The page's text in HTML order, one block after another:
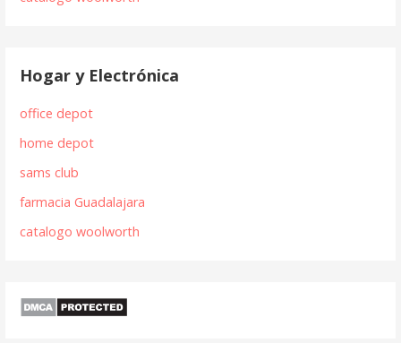
Hogar y Electrónica
office depot
home depot
sams club
farmacia Guadalajara
catalogo woolworth